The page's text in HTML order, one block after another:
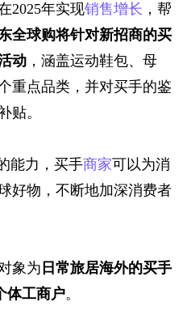
2025年实现销售增长 ，帮
全球购将针对新招商的买
动 ，涵盖运动鞋包、母
重点品类，并对买手的鉴
贴。
能力，买手商家可以为消
好物，不断地加深消费者
象为 日常旅居海外的买手
体工商户。